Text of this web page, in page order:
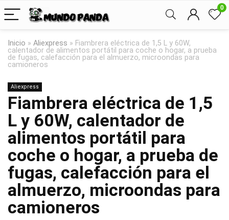
0
Inicio » Aliexpress » Fiambrera eléctrica de 1,5 L y 60W,
calentador de alimentos portátil para coche o hogar, a prueba
de fugas, calefacción para el almuerzo, microondas para
camioneros
Aliexpress
Fiambrera eléctrica de 1,5
L y 60W, calentador de
alimentos portátil para
coche o hogar, a prueba de
fugas, calefacción para el
almuerzo, microondas para
camioneros